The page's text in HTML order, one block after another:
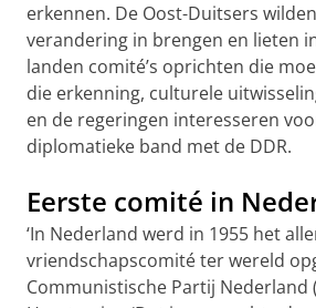
erkennen. De Oost-Duitsers
verandering in brengen en lieten
landen comité’s oprichten die
die erkenning, culturele
en de regeringen interesseren
diplomatieke band met de DDR.
Eerste comité in
‘In Nederland werd in 1955 het
vriendschapscomité ter wereld
Communistische Partij Nederland